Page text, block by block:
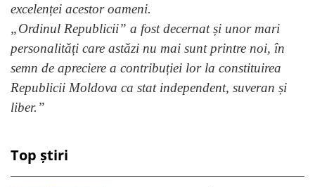
excelenței acestor oameni.
„Ordinul Republicii” a fost decernat și unor mari
personalități care astăzi nu mai sunt printre noi, în
semn de apreciere a contribuției lor la constituirea
Republicii Moldova ca stat independent, suveran și
liber.”
Top știri